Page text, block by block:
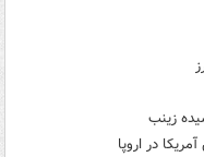
زینب
در اروپا